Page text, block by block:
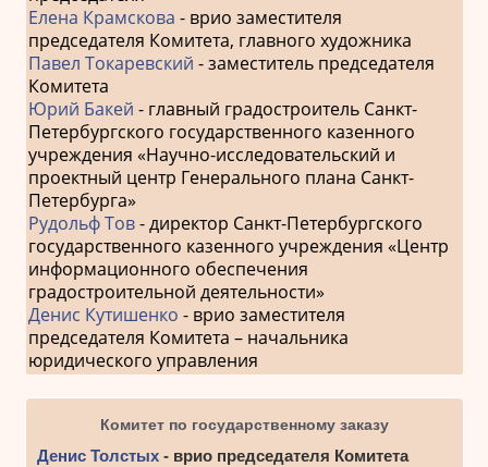
Елена Крамскова - врио заместителя
председателя Комитета, главного художника
Павел Токаревский - заместитель председателя
Комитета
Юрий Бакей - главный градостроитель Санкт-
Петербургского государственного казенного
учреждения «Научно-исследовательский и
проектный центр Генерального плана Санкт-
Петербурга»
Рудольф Тов- директор Санкт-Петербургского
государственного казенного учреждения «Центр
информационного обеспечения
градостроительной деятельности»
Денис Кутишенко - врио заместителя
председателя Комитета – начальника
юридического управления
Комитет по государственному заказу
Денис Толстых- врио председателя Комитета